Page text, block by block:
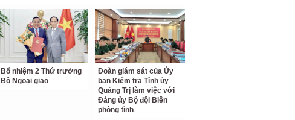
Bổ nhiệm 2 Thứ trưởng
Bộ Ngoại giao
Đoàn giám sát của Ủy
ban Kiểm tra Tỉnh ủy
Quảng Trị làm việc với
Đảng ủy Bộ đội Biên
phòng tỉnh